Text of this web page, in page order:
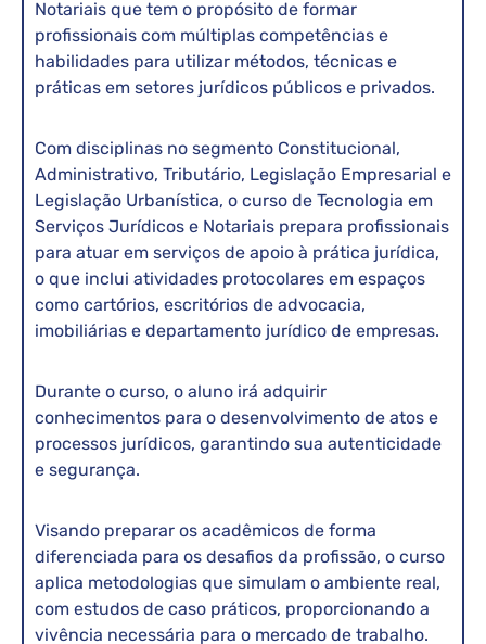
Notariais que tem o propósito de formar
profissionais com múltiplas competências e
habilidades para utilizar métodos, técnicas e
práticas em setores jurídicos públicos e privados.
Com disciplinas no segmento Constitucional,
Administrativo, Tributário, Legislação Empresarial e
Legislação Urbanística, o curso de Tecnologia em
Serviços Jurídicos e Notariais prepara profissionais
para atuar em serviços de apoio à prática jurídica,
o que inclui atividades protocolares em espaços
como cartórios, escritórios de advocacia,
imobiliárias e departamento jurídico de empresas.
Durante o curso, o aluno irá adquirir
conhecimentos para o desenvolvimento de atos e
processos jurídicos, garantindo sua autenticidade
e segurança.
Visando preparar os acadêmicos de forma
diferenciada para os desafios da profissão, o curso
aplica metodologias que simulam o ambiente real,
com estudos de caso práticos, proporcionando a
vivência necessária para o mercado de trabalho.